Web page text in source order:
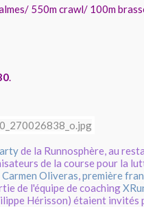
550m crawl/ 100m
.
de la Runnosphère, au
de la course pour la
Carmen Oliveras,première
de l'équipe de coaching
Hérisson) étaient invités